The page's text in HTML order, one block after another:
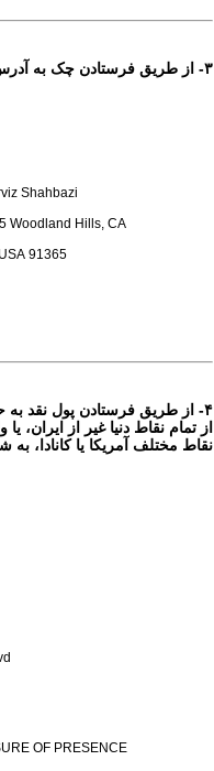
audio Program # 211
برنامه صوتی شماره ۲۱۳ گنج حضور
audio Program # 214
۳- از طریق فرستادن چک به آدرس زیر:
Shahbazi
Woodland Hills, CA
91365 USA.
۴- از طریق فرستادن پول نقد
نقاط مختلف آمریکا یا کانادا،
OF PRESENCE